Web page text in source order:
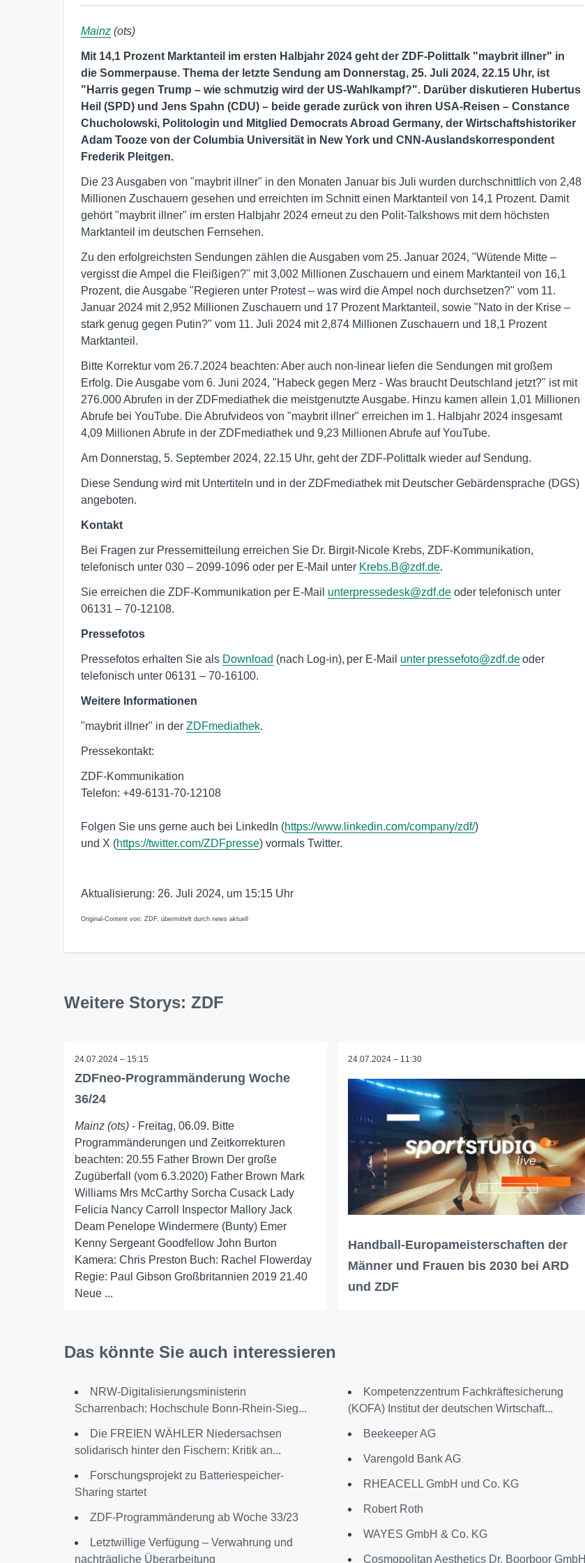
Mainz (ots)
Mit 14,1 Prozent Marktanteil im ersten Halbjahr 2024 geht der ZDF-Polittalk "maybrit illner" in
die Sommerpause. Thema der letzte Sendung am Donnerstag, 25. Juli 2024, 22.15 Uhr, ist
"Harris gegen Trump – wie schmutzig wird der US-Wahlkampf?". Darüber diskutieren Hubertus
Heil (SPD) und Jens Spahn (CDU) – beide gerade zurück von ihren USA-Reisen – Constance
Chucholowski, Politologin und Mitglied Democrats Abroad Germany, der Wirtschaftshistoriker
Adam Tooze von der Columbia Universität in New York und CNN-Auslandskorrespondent
Frederik Pleitgen.
Die 23 Ausgaben von "maybrit illner" in den Monaten Januar bis Juli wurden durchschnittlich von 2,48
Millionen Zuschauern gesehen und erreichten im Schnitt einen Marktanteil von 14,1 Prozent. Damit
gehört "maybrit illner" im ersten Halbjahr 2024 erneut zu den Polit-Talkshows mit dem höchsten
Marktanteil im deutschen Fernsehen.
Zu den erfolgreichsten Sendungen zählen die Ausgaben vom 25. Januar 2024, "Wütende Mitte –
vergisst die Ampel die Fleißigen?" mit 3,002 Millionen Zuschauern und einem Marktanteil von 16,1
Prozent, die Ausgabe "Regieren unter Protest – was wird die Ampel noch durchsetzen?" vom 11.
Januar 2024 mit 2,952 Millionen Zuschauern und 17 Prozent Marktanteil, sowie "Nato in der Krise –
stark genug gegen Putin?" vom 11. Juli 2024 mit 2,874 Millionen Zuschauern und 18,1 Prozent
Marktanteil.
Bitte Korrektur vom 26.7.2024 beachten: Aber auch non-linear liefen die Sendungen mit großem
Erfolg. Die Ausgabe vom 6. Juni 2024, "Habeck gegen Merz - Was braucht Deutschland jetzt?" ist mit
276.000 Abrufen in der ZDFmediathek die meistgenutzte Ausgabe. Hinzu kamen allein 1,01 Millionen
Abrufe bei YouTube. Die Abrufvideos von "maybrit illner" erreichen im 1. Halbjahr 2024 insgesamt
4,09 Millionen Abrufe in der ZDFmediathek und 9,23 Millionen Abrufe auf YouTube.
Am Donnerstag, 5. September 2024, 22.15 Uhr, geht der ZDF-Polittalk wieder auf Sendung.
Diese Sendung wird mit Untertiteln und in der ZDFmediathek mit Deutscher Gebärdensprache (DGS)
angeboten.
Kontakt
Bei Fragen zur Pressemitteilung erreichen Sie Dr. Birgit-Nicole Krebs, ZDF-Kommunikation,
telefonisch unter 030 – 2099-1096 oder per E-Mail unter Krebs.B@zdf.de.
Sie erreichen die ZDF-Kommunikation per E-Mail unterpressedesk@zdf.de oder telefonisch unter
06131 – 70-12108.
Pressefotos
Pressefotos erhalten Sie als Download (nach Log-in), per E-Mail unter pressefoto@zdf.deoder
telefonisch unter 06131 – 70-16100.
Weitere Informationen
"maybrit illner" in der ZDFmediathek.
Pressekontakt:
ZDF-Kommunikation
Telefon: +49-6131-70-12108
Folgen Sie uns gerne auch bei LinkedIn (https://www.linkedin.com/company/zdf/)
und X (https://twitter.com/ZDFpresse) vormals Twitter.
Aktualisierung: 26. Juli 2024, um 15:15 Uhr
Original-Content von: ZDF, übermittelt durch news aktuell
Weitere Storys: ZDF
24.07.2024 – 15:15
ZDFneo-Programmänderung Woche
36/24
Mainz (ots) - Freitag, 06.09. Bitte
Programmänderungen und Zeitkorrekturen
beachten: 20.55 Father Brown Der große
Zugüberfall (vom 6.3.2020) Father Brown Mark
Williams Mrs McCarthy Sorcha Cusack Lady
Felicia Nancy Carroll Inspector Mallory Jack
Deam Penelope Windermere (Bunty) Emer
Kenny Sergeant Goodfellow John Burton
Kamera: Chris Preston Buch: Rachel Flowerday
Regie: Paul Gibson Großbritannien 2019 21.40
Neue ...
24.07.2024 – 11:30
Handball-Europameisterschaften der
Männer und Frauen bis 2030 bei ARD
und ZDF
Das könnte Sie auch interessieren
NRW-Digitalisierungsministerin
Scharrenbach: Hochschule Bonn-Rhein-Sieg...
Die FREIEN WÄHLER Niedersachsen
solidarisch hinter den Fischern: Kritik an...
Forschungsprojekt zu Batteriespeicher-
Sharing startet
ZDF-Programmänderung ab Woche 33/23
Letztwillige Verfügung – Verwahrung und
nachträgliche Überarbeitung
Kompetenzzentrum Fachkräftesicherung
(KOFA) Institut der deutschen Wirtschaft...
Beekeeper AG
Varengold Bank AG
RHEACELL GmbH und Co. KG
Robert Roth
WAYES GmbH & Co. KG
Cosmopolitan Aesthetics Dr. Boorboor GmbH